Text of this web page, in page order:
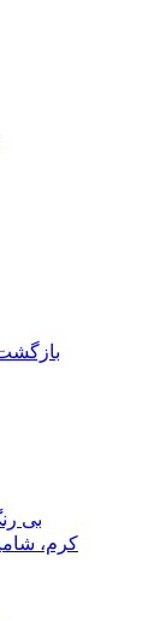
بی
کرم،